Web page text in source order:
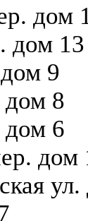
дом
дом 13
9
дом 8
дом 6